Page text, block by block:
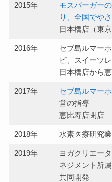
2015年
モスバーガー
り、全国でや
日本橋店（東
2016年
セブ島ルマー
ピ、スイーツ
日本橋店から
2017年 セブ島ルマー
営の指導
恵比寿店閉店
2018年 水素医療研究
2019年
ヨガクリエー
ネジメント所属
共同開発